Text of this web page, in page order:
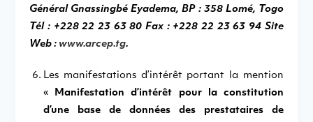
Général Gnassingbé Eyadema, BP : 358 Lomé, Togo
Tél : +228 22 23 63 80 Fax : +228 22 23 63 94 Site
Web : www.arcep.tg.
Les manifestations d’intérêt portant la mention
« Manifestation d’intérêt pour la constitution
d’une base de données des prestataires de